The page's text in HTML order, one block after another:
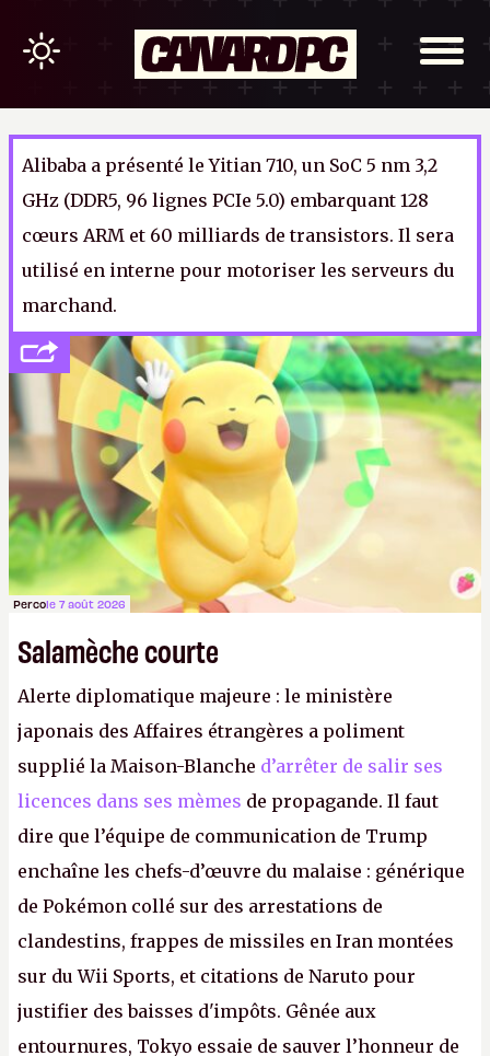
Alibaba a présenté le Yitian 710, un SoC 5 nm 3,2
GHz (DDR5, 96 lignes PCIe 5.0) embarquant 128
cœurs ARM et 60 milliards de transistors. Il sera
utilisé en interne pour motoriser les serveurs du
marchand.
Percole 7 août 2026
Salamèche courte
Alerte diplomatique majeure : le ministère
japonais des Affaires étrangères a poliment
supplié la Maison-Blanche d’arrêter de salir ses
licences dans ses mèmes de propagande. Il faut
dire que l’équipe de communication de Trump
enchaîne les chefs-d’œuvre du malaise : générique
de Pokémon collé sur des arrestations de
clandestins, frappes de missiles en Iran montées
sur du Wii Sports, et citations de Naruto pour
justifier des baisses d'impôts. Gênée aux
entournures, Tokyo essaie de sauver l’honneur de